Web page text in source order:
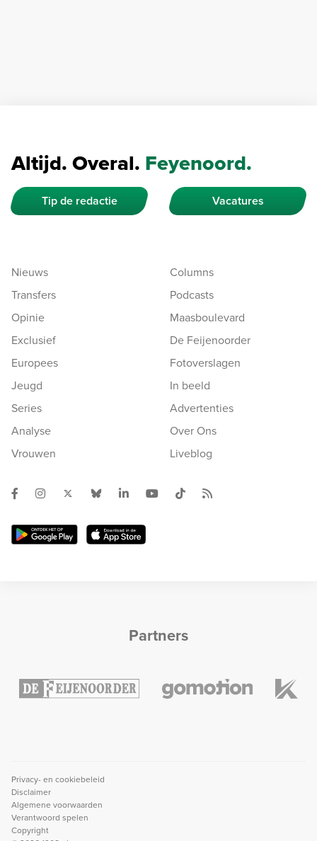
Altijd. Overal. Feyenoord.
Tip de redactie Vacatures
Nieuws
Transfers
Opinie
Exclusief
Europees
Jeugd
Series
Analyse
Vrouwen
Columns
Podcasts
Maasboulevard
De Feijenoorder
Fotoverslagen
In beeld
Advertenties
Over Ons
Liveblog
Partners
Privacy- en cookiebeleid
Disclaimer
Algemene voorwaarden
Verantwoord spelen
Copyright